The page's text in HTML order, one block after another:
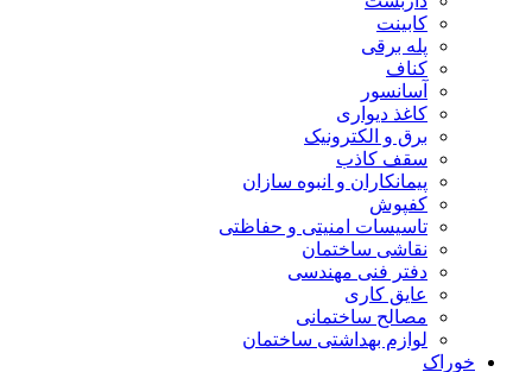
کابینت
پله برقی
کناف
آسانسور
کاغذ دیواری
برق و الکترونیک
سقف کاذب
پیمانکاران و انبوه سازان
کفپوش
تاسیسات امنیتی و حفاظتی
نقاشی ساختمان
دفتر فنی مهندسی
عایق کاری
مصالح ساختمانی
لوازم بهداشتی ساختمان
خوراک